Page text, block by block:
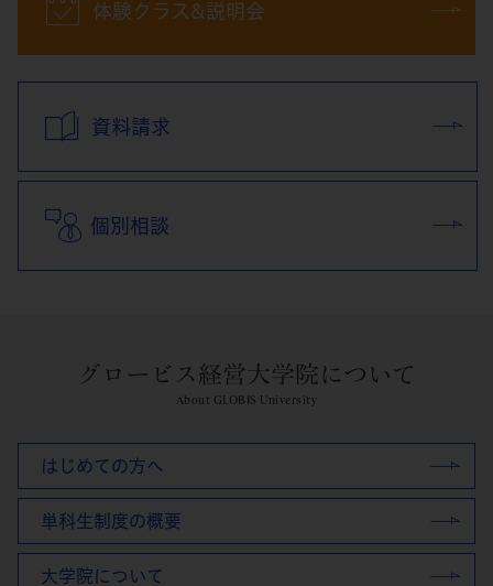
体験クラス&説明会
資料請求
個別相談
グロービス経営大学院について
About GLOBIS University
はじめての方へ
単科生制度の概要
大学院について